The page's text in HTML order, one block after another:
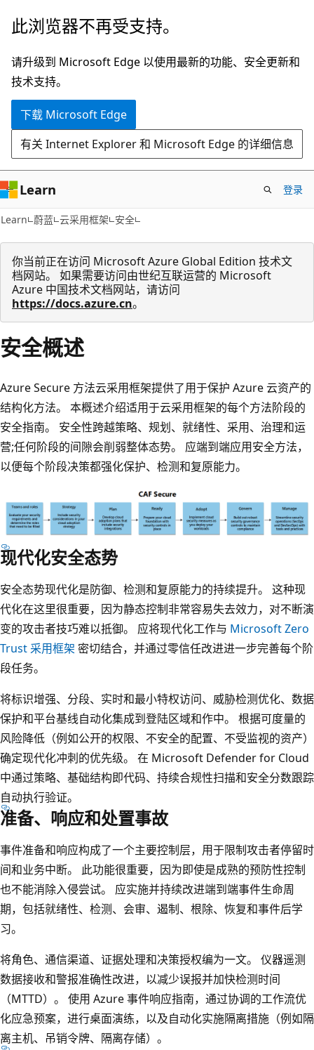
跳
主
要
内
此浏览器不再受支持。
请升级到 Microsoft Edge 以使用最新的功能、安全更新和
技术支持。
下载 Microsoft Edge
有关 Internet Explorer 和 Microsoft Edge 的详细信息
Learn 登录
Learn 蔚蓝 云采用框架 安全
你当前正在访问 Microsoft Azure Global Edition 技术文
档网站。 如果需要访问由世纪互联运营的 Microsoft
Azure 中国技术文档网站，请访问
https://docs.azure.cn。
安全概述
Azure Secure 方法云采用框架提供了用于保护 Azure 云资产的
结构化方法。 本概述介绍适用于云采用框架的每个方法阶段的
安全指南。 安全性跨越策略、规划、就绪性、采用、治理和运
营;任何阶段的间隙会削弱整体态势。 应端到端应用安全方法，
以便每个阶段决策都强化保护、检测和复原能力。
现代化安全态势
安全态势现代化是防御、检测和复原能力的持续提升。 这种现
代化在这里很重要，因为静态控制非常容易失去效力，对不断演
变的攻击者技巧难以抵御。 应将现代化工作与 Microsoft Zero
Trust 采用框架 密切结合，并通过零信任改进进一步完善每个阶
段任务。
将标识增强、分段、实时和最小特权访问、威胁检测优化、数据
保护和平台基线自动化集成到登陆区域和作中。 根据可度量的
风险降低（例如公开的权限、不安全的配置、不受监视的资产）
确定现代化冲刺的优先级。 在 Microsoft Defender for Cloud
中通过策略、基础结构即代码、持续合规性扫描和安全分数跟踪
自动执行验证。
准备、响应和处置事故
事件准备和响应构成了一个主要控制层，用于限制攻击者停留时
间和业务中断。 此功能很重要，因为即使是成熟的预防性控制
也不能消除入侵尝试。 应实施并持续改进端到端事件生命周
期，包括就绪性、检测、会审、遏制、根除、恢复和事件后学
习。
将角色、通信渠道、证据处理和决策授权编为一文。 仪器遥测
数据接收和警报准确性改进，以减少误报并加快检测时间
（MTTD）。 使用 Azure 事件响应指南，通过协调的工作流优
化应急预案，进行桌面演练，以及自动化实施隔离措施（例如隔
离主机、吊销令牌、隔离存储）。